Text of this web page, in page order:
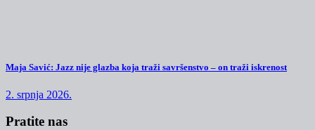
Maja Savić: Jazz nije glazba koja traži savršenstvo – on traži iskrenost
2. srpnja 2026.
Pratite nas